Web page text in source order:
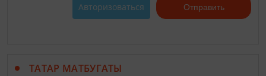
Авторизоваться Отправить
ТАТАР МАТБУГАТЫ